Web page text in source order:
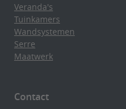
Veranda's
Tuinkamers
Wandsystemen
Serre
Maatwerk
Contact